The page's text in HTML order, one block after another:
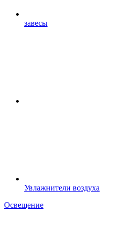
завесы
Увлажнители воздуха
Освещение